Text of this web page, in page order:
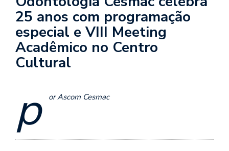
25 anos com programação
especial e VIII Meeting
Acadêmico no Centro
Cultural
p or Ascom Cesmac